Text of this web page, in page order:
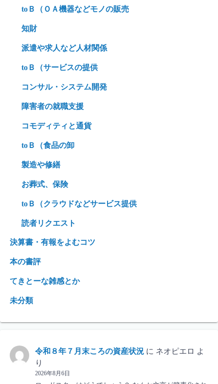
toＢ（ＯＡ機器などモノの販売
知財
派遣や求人など人材関係
toＢ（サービスの提供
コンサル・システム開発
障害者の就職支援
コモディティと通貨
toＢ（食品の卸
製造や修繕
お葬式、保険
toＢ（クラウドなどサービス提供
読者リクエスト
決算書・有報をよむコツ
本の書評
てきとーな雑感とか
未分類
令和８年７月末ころの資産状況 に ネオピエロ よ
り
2026年8月6日